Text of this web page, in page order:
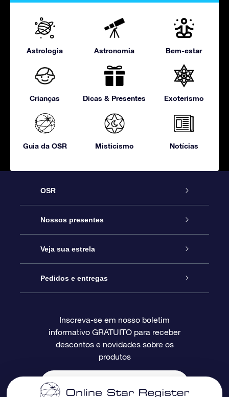
Astrologia Astronomia Bem-estar
Crianças Dicas & Presentes Exoterismo
Guia da OSR Misticismo Notícias
OSR
Serviço
Entre em contato conosco
Blog
Avaliações
Nossos presentes
Presente estrelar on-line
Pacote de presente da OSR
O cartão de presente da OSR
Presentes corporativos
Veja sua estrela
Star Register
Página estelar personalizada
Um Milhão de Estrelas
OSR Starsaver
Pedidos e entregas
Informações de pagamento
Política de devolução
Inscreva-se em nosso boletim
informativo GRATUITO para receber
descontos e novidades sobre os
produtos